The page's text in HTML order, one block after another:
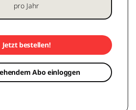
pro Jahr
Jetzt bestellen!
Abo einloggen